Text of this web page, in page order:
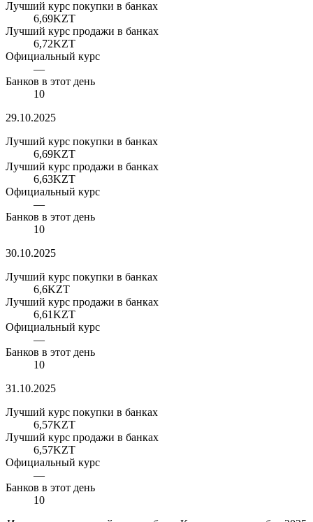
Лучший курс покупки в банках
6,69KZT
Лучший курс продажи в банках
6,72KZT
Официальный курс
—
Банков в этот день
10
29.10.2025
Лучший курс покупки в банках
6,69KZT
Лучший курс продажи в банках
6,63KZT
Официальный курс
—
Банков в этот день
10
30.10.2025
Лучший курс покупки в банках
6,6KZT
Лучший курс продажи в банках
6,61KZT
Официальный курс
—
Банков в этот день
10
31.10.2025
Лучший курс покупки в банках
6,57KZT
Лучший курс продажи в банках
6,57KZT
Официальный курс
—
Банков в этот день
10